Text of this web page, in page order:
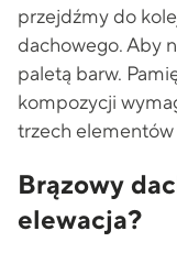
przejdźmy do
dachowego. Aby
paletą barw.
kompozycji
trzech elementów
Brązowy
elewacja?